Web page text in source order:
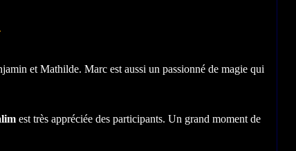
et Mathilde. Marc est aussi un passionné de magie qui
est très appréciée des participants. Un grand moment de